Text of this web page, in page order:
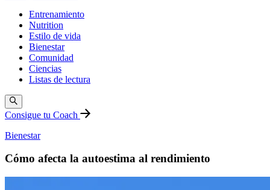
Entrenamiento
Nutrition
Estilo de vida
Bienestar
Comunidad
Ciencias
Listas de lectura
Consigue tu Coach
Bienestar
Cómo afecta la autoestima al rendimiento